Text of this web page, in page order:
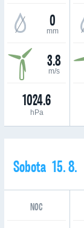
0
mm
3.8
m/s
1024.6
hPa
Sobota 15. 8.
NOC